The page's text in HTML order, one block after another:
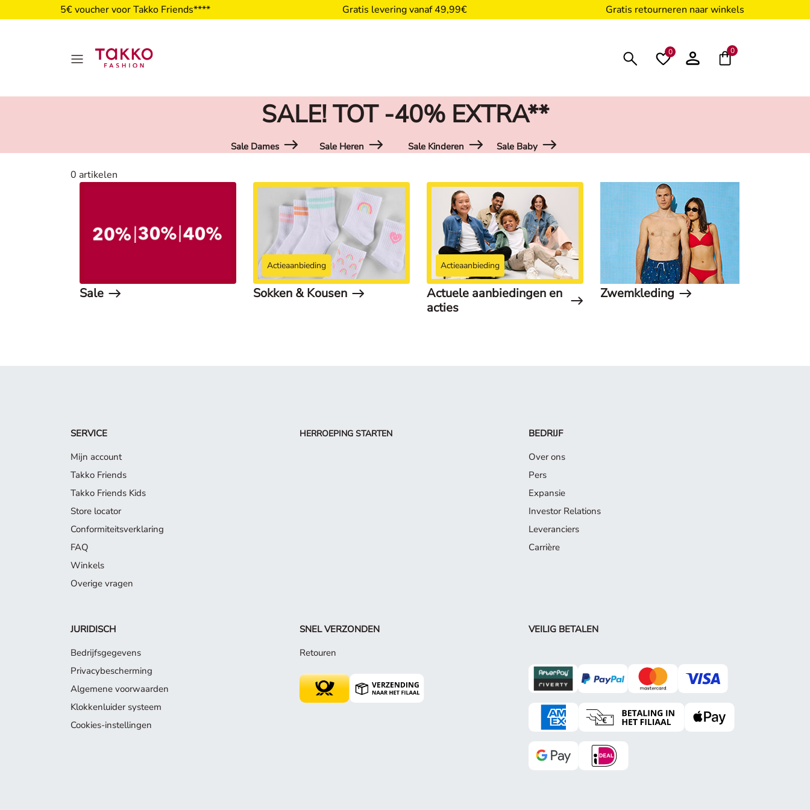
5€ voucher voor Takko Friends**** Gratis levering vanaf 49,99€ Gratis retourneren naar winkels
0 0
SALE! TOT -40% EXTRA**
Sale Dames Sale Heren Sale Kinderen
Sale Baby
0 artikelen
Sale
Actieaanbieding
Sokken & Kousen
Actieaanbieding
Actuele aanbiedingen en
acties
Zwemkleding
SERVICE
Mijn account
Takko Friends
Takko Friends Kids
Store locator
Conformiteitsverklaring
FAQ
Winkels
Overige vragen
HERROEPING STARTEN
BEDRIJF
Over ons
Pers
Expansie
Investor Relations
Leveranciers
Carrière
JURIDISCH
Bedrijfsgegevens
Privacybescherming
Algemene voorwaarden
Klokkenluider systeem
Cookies-instellingen
SNEL VERZONDEN
Retouren
VEILIG BETALEN